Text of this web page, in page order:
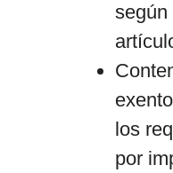
según
los
por